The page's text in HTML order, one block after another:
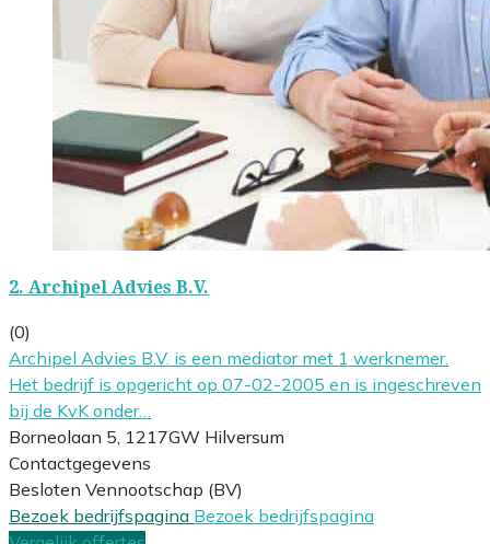
2. Archipel Advies B.V.
(0)
Archipel Advies B.V. is een mediator met 1 werknemer.
Het bedrijf is opgericht op 07-02-2005 en is ingeschreven
bij de KvK onder…
Borneolaan 5, 1217GW Hilversum
Contactgegevens
Besloten Vennootschap (BV)
Bezoek bedrijfspagina Bezoek bedrijfspagina